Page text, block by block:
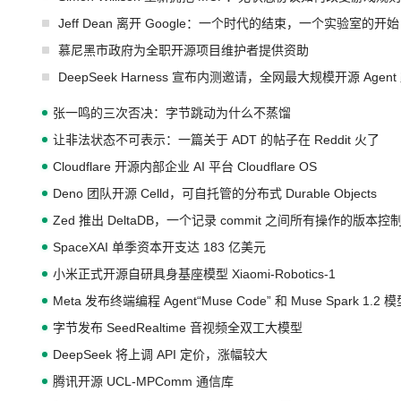
Jeff Dean 离开 Google：一个时代的结束，一个实验室的开始
慕尼黑市政府为全职开源项目维护者提供资助
DeepSeek Harness 宣布内测邀请，全网最大规模开源 Agent
张一鸣的三次否决：字节跳动为什么不蒸馏
让非法状态不可表示：一篇关于 ADT 的帖子在 Reddit 火了
Cloudflare 开源内部企业 AI 平台 Cloudflare OS
Deno 团队开源 Celld，可自托管的分布式 Durable Objects
Zed 推出 DeltaDB，一个记录 commit 之间所有操作的版本控
SpaceXAI 单季资本开支达 183 亿美元
小米正式开源自研具身基座模型 Xiaomi-Robotics-1
Meta 发布终端编程 Agent“Muse Code” 和 Muse Spark 1.2 模
字节发布 SeedRealtime 音视频全双工大模型
DeepSeek 将上调 API 定价，涨幅较大
腾讯开源 UCL-MPComm 通信库